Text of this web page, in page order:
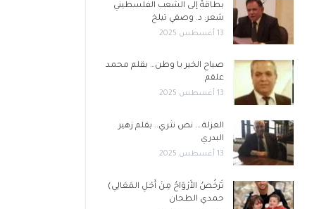
بطاقةٌ إلى الشعب الفلسطيني
شعر: د. وصفي تيلخ
13 أغسطس 2025
صباح الخير يا وطن… بقلم محمد
علقم
13 أغسطس 2025
العزلة…. نص نثري.. بقلم زهير
البدري
13 أغسطس 2025
تَرْخُصُ الأَرْوَاحُ مِنْ أَجْلِ المَعَالِي)
حمدي الطحان